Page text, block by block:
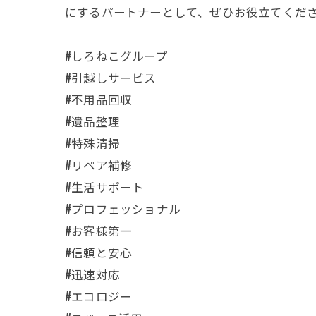
にするパートナーとして、ぜひお役立てくだ
#しろねこグループ
#引越しサービス
#不用品回収
#遺品整理
#特殊清掃
#リペア補修
#生活サポート
#プロフェッショナル
#お客様第一
#信頼と安心
#迅速対応
#エコロジー